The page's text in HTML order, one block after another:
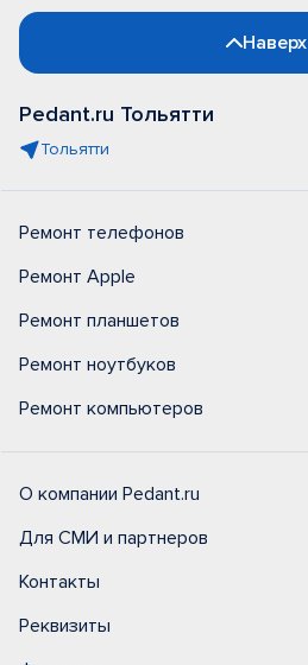
Наверх
Pedant.ru Тольятти
Тольятти
Ремонт телефонов
Ремонт Apple
Ремонт планшетов
Ремонт ноутбуков
Ремонт компьютеров
О компании Pedant.ru
Для СМИ и партнеров
Контакты
Реквизиты